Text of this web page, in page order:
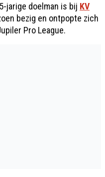
jarige doelman is bij KV
bezig en ontpopte zich
Pro League.